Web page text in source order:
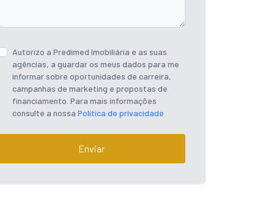
Autorizo a Predimed Imobiliária e as suas
agências, a guardar os meus dados para me
informar sobre oportunidades de carreira,
campanhas de marketing e propostas de
financiamento. Para mais informações
consulte a nossa Política de privacidade
Enviar